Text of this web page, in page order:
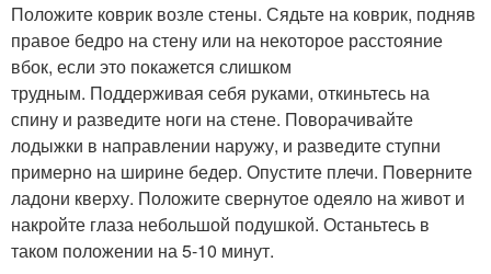
Положите коврик возле стены. Сядьте на коврик, подняв
правое бедро на стену или на некоторое расстояние
вбок, если это покажется слишком
трудным. Поддерживая себя руками, откиньтесь на
спину и разведите ноги на стене. Поворачивайте
лодыжки в направлении наружу, и разведите ступни
примерно на ширине бедер. Опустите плечи. Поверните
ладони кверху. Положите свернутое одеяло на живот и
накройте глаза небольшой подушкой. Останьтесь в
таком положении на 5-10 минут.